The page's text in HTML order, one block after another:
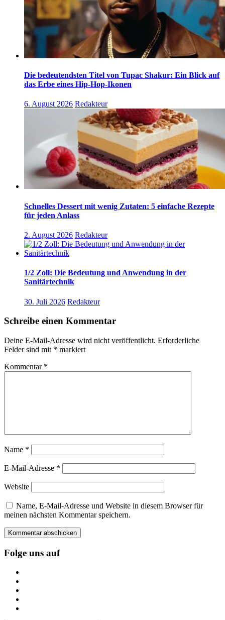
Die bedeutendsten Titel von Tupac Shakur: Ein Blick auf
das Erbe eines Hip-Hop-Ikonen
6. August 2026 Redakteur
Schnelles Dessert mit wenig Zutaten: 5 einfache Rezepte
für jeden Anlass
2. August 2026 Redakteur
1/2 Zoll: Die Bedeutung und Anwendung in der
Sanitärtechnik
30. Juli 2026 Redakteur
Schreibe einen Kommentar
Deine E-Mail-Adresse wird nicht veröffentlicht. Erforderliche
Felder sind mit * markiert
Kommentar *
Name *
E-Mail-Adresse *
Website
Name, E-Mail-Adresse und Website in diesem Browser für
meinen nächsten Kommentar speichern.
Folge uns auf